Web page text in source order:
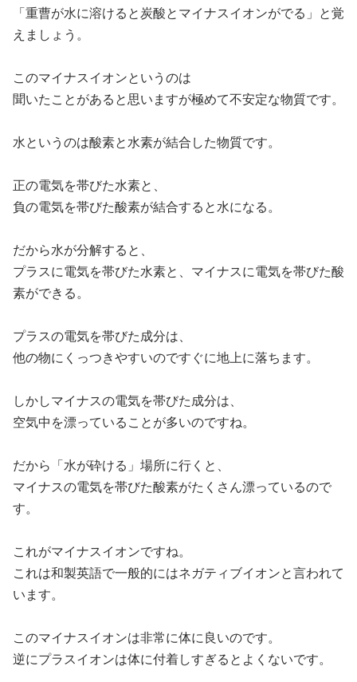
「重曹が水に溶けると炭酸とマイナスイオンがでる」と覚
えましょう。
このマイナスイオンというのは
聞いたことがあると思いますが極めて不安定な物質です。
水というのは酸素と水素が結合した物質です。
正の電気を帯びた水素と、
負の電気を帯びた酸素が結合すると水になる。
だから水が分解すると、
プラスに電気を帯びた水素と、マイナスに電気を帯びた酸
素ができる。
プラスの電気を帯びた成分は、
他の物にくっつきやすいのですぐに地上に落ちます。
しかしマイナスの電気を帯びた成分は、
空気中を漂っていることが多いのですね。
だから「水が砕ける」場所に行くと、
マイナスの電気を帯びた酸素がたくさん漂っているので
す。
これがマイナスイオンですね。
これは和製英語で一般的にはネガティブイオンと言われて
います。
このマイナスイオンは非常に体に良いのです。
逆にプラスイオンは体に付着しすぎるとよくないです。